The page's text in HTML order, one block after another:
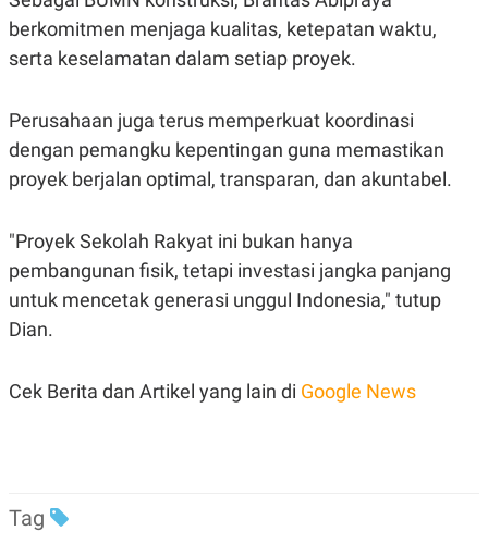
berkomitmen menjaga kualitas, ketepatan waktu,
serta keselamatan dalam setiap proyek.
Perusahaan juga terus memperkuat koordinasi
dengan pemangku kepentingan guna memastikan
proyek berjalan optimal, transparan, dan akuntabel.
"Proyek Sekolah Rakyat ini bukan hanya
pembangunan fisik, tetapi investasi jangka panjang
untuk mencetak generasi unggul Indonesia," tutup
Dian.
Cek Berita dan Artikel yang lain di Google News
Tag